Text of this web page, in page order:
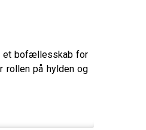
et bofællesskab for
rollen på hylden og